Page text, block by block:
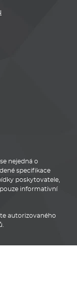
nejedná o
specifikace
poskytovatele,
informativní
autorizovaného